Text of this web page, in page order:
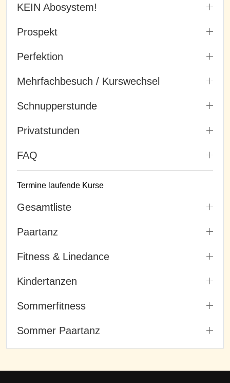
KEIN Abosystem!
Prospekt
Perfektion
Mehrfachbesuch / Kurswechsel
Schnupperstunde
Privatstunden
FAQ
Termine laufende Kurse
Gesamtliste
Paartanz
Fitness & Linedance
Kindertanzen
Sommerfitness
Sommer Paartanz